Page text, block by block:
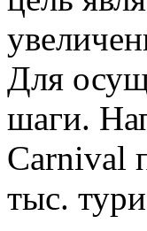
Для
шаги.
Carnival
тыс.